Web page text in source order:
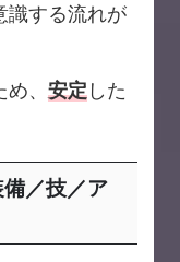
識する流れが
、 安定した
／技／ア